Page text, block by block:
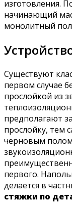
изготовления.
начинающий
монолитный
Существуют
первом случае
прослойкой из
предполагают
прослойку, тем
черновым
первого.
делается в
стяжки по